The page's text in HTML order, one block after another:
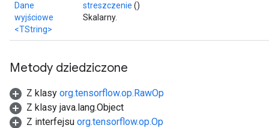
Dane
wyjściowe
<TString>
streszczenie ()
Skalarny.
Metody dziedziczone
Z klasy org.tensorflow.op.RawOp
Z klasy java.lang.Object
Z interfejsu org.tensorflow.op.Op